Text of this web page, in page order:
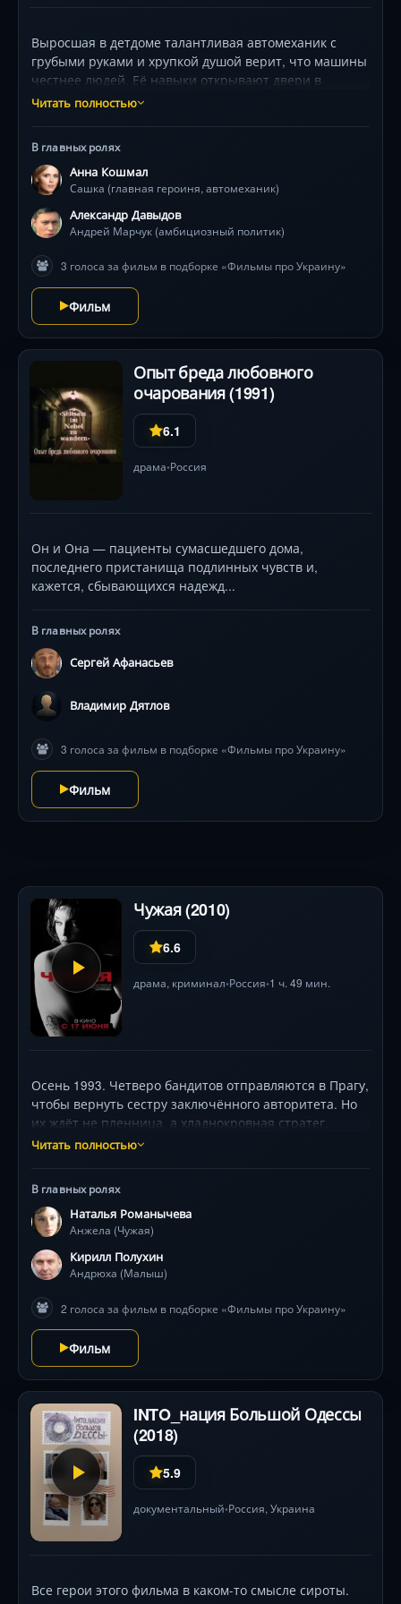
Выросшая в детдоме талантливая автомеханик с
грубыми руками и хрупкой душой верит, что машины
честнее людей. Её навыки открывают двери в
жестокий мир взрослых, где случайное знакомство с
признание. Но за блеском светских раутов кроются
холодные расчёты. Предательство отбрасывает
героиню (Анна Кошмал) на дно, заставляя с нуля
собирать осколки мечты об автосалоне. Устоит ли её
бунтарский дух под прессом лжи, и сможет ли
Мелодрама с визуальной метафорой дороги как пути
к себе.
Читать полностью
В главных ролях
Анна Кошмал
Сашка (главная героиня, автомеханик)
Александр Давыдов
Андрей Марчук (амбициозный политик)
3 голоса за фильм в подборке «Фильмы про Украину»
Фильм
Опыт бреда любовного
очарования (1991)
6.1
драма•Россия
Он и Она — пациенты сумасшедшего дома,
последнего пристанища подлинных чувств и,
кажется, сбывающихся надежд...
В главных ролях
Сергей Афанасьев
Владимир Дятлов
3 голоса за фильм в подборке «Фильмы про Украину»
Фильм
Чужая (2010)
6.6
драма, криминал•Россия•1 ч. 49 мин.
Осень 1993. Четверо бандитов отправляются в Прагу,
чтобы вернуть сестру заключённого авторитета. Но
их ждёт не пленница, а хладнокровная стратег,
переворачивающая все планы. Жёсткая драма с
Борматова при участии Константина Эрнста. «Никого
не жалко» — предупреждают критики .
Читать полностью
В главных ролях
Наталья Романычева
Анжела (Чужая)
Кирилл Полухин
Андрюха (Малыш)
2 голоса за фильм в подборке «Фильмы про Украину»
Фильм
INTO_нация Большой Одессы
(2018)
5.9
документальный•Россия, Украина
Все герои этого фильма в каком-то смысле сироты.